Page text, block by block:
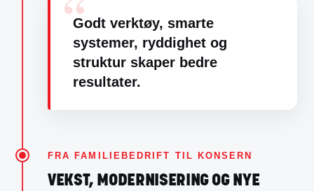
Godt verktøy, smarte
systemer, ryddighet og
struktur skaper bedre
resultater.
FRA FAMILIEBEDRIFT TIL KONSERN
VEKST, MODERNISERING OG NYE